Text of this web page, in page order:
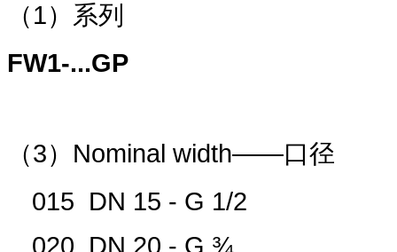
（1）系列
FW1-...GP
（3） Nominal width——口径
015 DN 15 - G 1/2
020 DN 20 - G ¾